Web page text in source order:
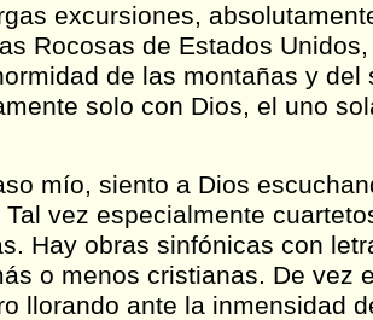
excursiones,
Rocosas de Estados
de las montañas y del
solo con Dios, el uno
mío, siento a Dios
vez especialmente
Hay obras sinfónicas con
o menos cristianas. De vez
llorando ante la inmensidad